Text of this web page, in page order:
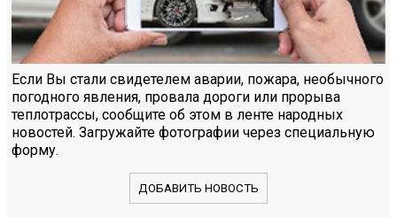
Если Вы стали свидетелем аварии, пожара, необычного
погодного явления, провала дороги или прорыва
теплотрассы, сообщите об этом в ленте народных
новостей. Загружайте фотографии через специальную
форму.
ДОБАВИТЬ НОВОСТЬ